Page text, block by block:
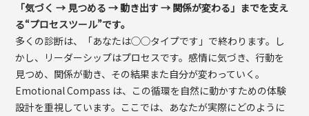
「気づく → 見つめる → 動き出す → 関係が変わる」までを支え
る“プロセスツール”です。
多くの診断は、「あなたは◯◯タイプです」で終わります。し
かし、リーダーシップはプロセスです。感情に気づき、行動を
見つめ、関係が動き、その結果また自分が変わっていく。
Emotional Compass は、この循環を自然に動かすための体験
設計を重視しています。ここでは、あなたが実際にどのように